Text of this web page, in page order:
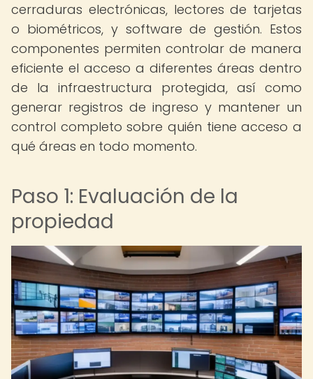
cerraduras electrónicas, lectores de tarjetas
o biométricos, y software de gestión. Estos
componentes permiten controlar de manera
eficiente el acceso a diferentes áreas dentro
de la infraestructura protegida, así como
generar registros de ingreso y mantener un
control completo sobre quién tiene acceso a
qué áreas en todo momento.
Paso 1: Evaluación de la
propiedad